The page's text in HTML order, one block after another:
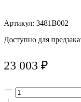
Артикул: 3481B002
Доступно для
23 003 ₽